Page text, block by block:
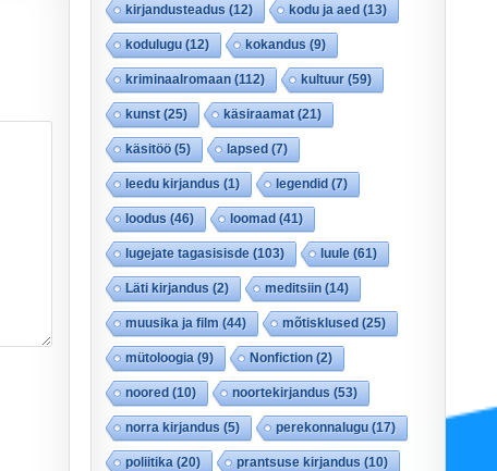
kirjandusteadus(12) kodu ja aed(13)
kodulugu(12) kokandus(9)
kriminaalromaan(112) kultuur(59)
kunst(25) käsiraamat(21)
käsitöö(5) lapsed(7)
leedu kirjandus(1) legendid(7)
loodus(46) loomad(41)
lugejate tagasisisde(103) luule(61)
Läti kirjandus(2) meditsiin(14)
muusika ja film (44) mõtisklused(25)
mütoloogia (9) Nonfiction(2)
noored(10) noortekirjandus(53)
norra kirjandus(5) perekonnalugu(17)
poliitika (20) prantsuse kirjandus(10)